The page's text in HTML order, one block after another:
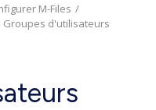
M-Files
Groupes d'utilisateurs